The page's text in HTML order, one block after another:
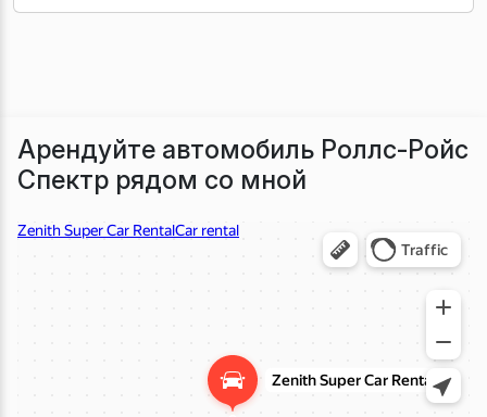
Арендуйте автомобиль Роллс-Ройс
Спектр рядом со мной